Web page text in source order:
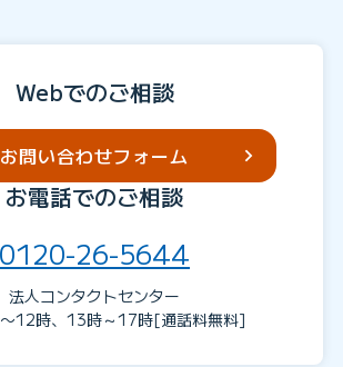
Webでのご相談
お問い合わせフォーム
お電話でのご相談
0120-26-5644
法人コンタクトセンター
12時、13時～17時[通話料無料]